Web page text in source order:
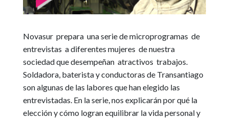
Novasur prepara una serie de microprogramas de
entrevistas a diferentes mujeres de nuestra
sociedad que desempeñan atractivos trabajos.
Soldadora, baterista y conductoras de Transantiago
son algunas de las labores que han elegido las
entrevistadas. En la serie, nos explicarán por qué la
elección y cómo logran equilibrar la vida personal y